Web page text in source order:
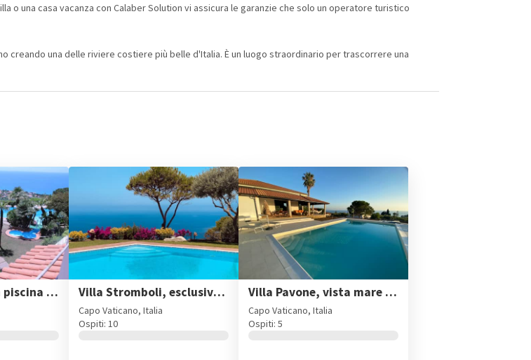
o una casa vacanza con Calaber Solution vi assicura le garanzie che solo un operatore turistico
creando una delle riviere costiere più belle d'Italia. È un luogo straordinario per trascorrere una
Villa Marisa, con piscina privata e splendida vista mare Villa Stromboli, esclusiva villa con piscina per 10 persone
Capo Vaticano, Italia
Ospiti: 10
Villa Pavone, vista mare e piscina privata a Capo Vaticano
Capo Vaticano, Italia
Ospiti: 5